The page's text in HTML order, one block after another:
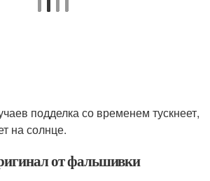
подделка со временем тускнеет,
на солнце.
от фальшивки